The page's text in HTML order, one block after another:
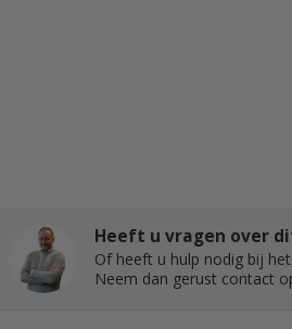
Heeft u vragen over
Of heeft u hulp nodig bij
Neem dan gerust contact